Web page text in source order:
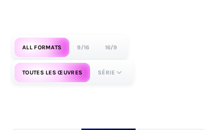
ALL FORMATS 9/16 16/9
TOUTES LES ŒUVRES SÉRIE